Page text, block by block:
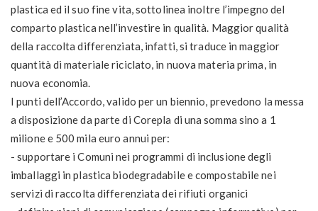
plastica ed il suo fine vita, sottolinea inoltre l’impegno del
comparto plastica nell’investire in qualità. Maggior qualità
della raccolta differenziata, infatti, si traduce in maggior
quantità di materiale riciclato, in nuova materia prima, in
nuova economia.
I punti dell’Accordo, valido per un biennio, prevedono la messa
a disposizione da parte di Corepla di una somma sino a 1
milione e 500 mila euro annui per:
- supportare i Comuni nei programmi di inclusione degli
imballaggi in plastica biodegradabile e compostabile nei
servizi di raccolta differenziata dei rifiuti organici